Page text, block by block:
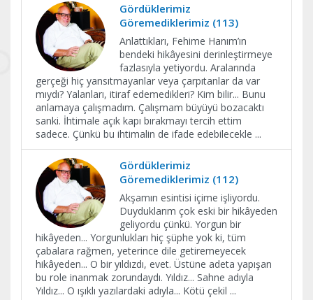
Gördüklerimiz
Göremediklerimiz (113)
Anlattıkları, Fehime Hanım’ın
bendeki hikâyesini derinleştirmeye
fazlasıyla yetiyordu. Aralarında
gerçeği hiç yansıtmayanlar veya çarpıtanlar da var
mıydı? Yalanları, itiraf edemedikleri? Kim bilir... Bunu
anlamaya çalışmadım. Çalışmam büyüyü bozacaktı
sanki. İhtimale açık kapı bırakmayı tercih ettim
sadece. Çünkü bu ihtimalin de ifade edebilecekle ...
Gördüklerimiz
Göremediklerimiz (112)
Akşamın esintisi içime işliyordu.
Duyduklarım çok eski bir hikâyeden
geliyordu çünkü. Yorgun bir
hikâyeden... Yorgunlukları hiç şüphe yok ki, tüm
çabalara rağmen, yeterince dile getiremeyecek
hikâyeden... O bir yıldızdı, evet. Üstüne adeta yapışan
bu role inanmak zorundaydı. Yıldız... Sahne adıyla
Yıldız... O ışıklı yazılardaki adıyla... Kötü çekil ...